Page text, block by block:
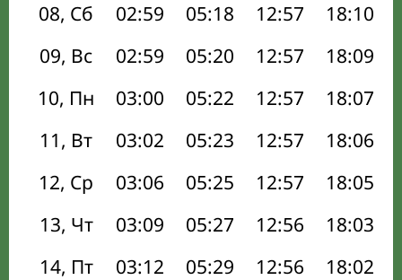
08, Сб
02:59 05:18 12:57 18:10
09, Вс
02:59 05:20 12:57 18:09
10, Пн
03:00 05:22 12:57 18:07
11, Вт
03:02 05:23 12:57 18:06
12, Ср
03:06 05:25 12:57 18:05
13, Чт
03:09 05:27 12:56 18:03
14, Пт
03:12 05:29 12:56 18:02